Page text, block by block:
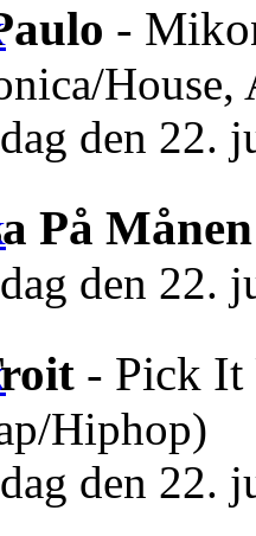
-
den 22.
På Månen
den 22.
- Pick
Hiphop)
den 22.